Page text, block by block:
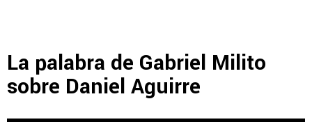
La palabra de Gabriel Milito
sobre Daniel Aguirre